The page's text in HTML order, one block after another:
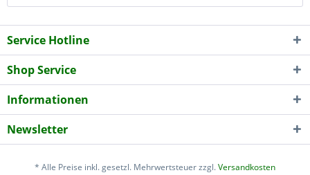
Service Hotline
Shop Service
Informationen
Newsletter
* Alle Preise inkl. gesetzl. Mehrwertsteuer zzgl.Versandkosten